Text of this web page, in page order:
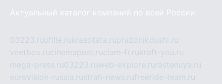
Актуальный каталог компаний по всей России
03223.ruufille.rukrasotata.ruprazdnikdushi.ru
veetbox.rucinemapost.ruciam-fr.rukraft-you.ru
mega-press.ru03223.ruweb-explore.ru rastenuya.ru
eurovision-russia.rustrah-news.rufreeride-team.ru